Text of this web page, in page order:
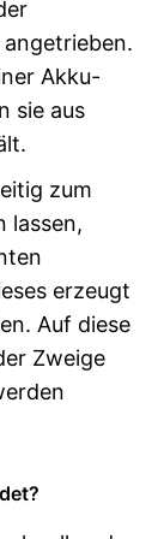
Akku-
sie aus
zum
lassen,
erzeugt
Auf diese
Zweige